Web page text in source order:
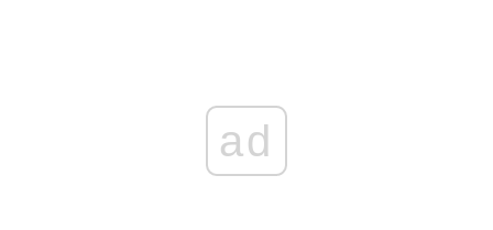
ad